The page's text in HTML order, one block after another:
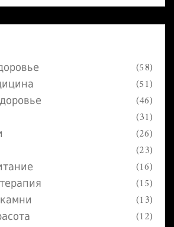
извлечь максимальную
(58)
(51)
(46)
(31)
(26)
(23)
(16)
(15)
(13)
(12)